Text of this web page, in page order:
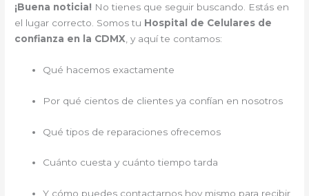
¡Buena noticia! No tienes que seguir buscando. Estás en
el lugar correcto. Somos tu Hospital de Celulares de
confianza en la CDMX , y aquí te contamos:
Qué hacemos exactamente
Por qué cientos de clientes ya confían en nosotros
Qué tipos de reparaciones ofrecemos
Cuánto cuesta y cuánto tiempo tarda
Y cómo puedes contactarnos hoy mismo para recibir